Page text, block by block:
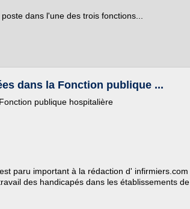
dans l'une des trois fonctions...
dans la Fonction publique ...
publique hospitalière
paru important à la rédaction d' infirmiers.com
des handicapés dans les établissements de